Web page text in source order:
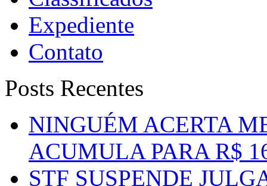
Expediente
Contato
Posts Recentes
NINGUÉM ACERTA
ACUMULA PARA R$
STF SUSPENDE